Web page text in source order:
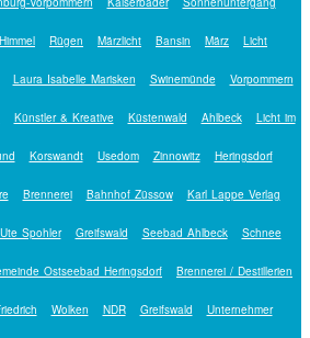
Himmel Rügen Märzlicht Bansin März Licht
Laura Isabelle Marisken Swinemünde Vorpommern
Künstler & Kreative Küstenwald Ahlbeck Licht im
Korswandt Usedom Zinnowitz Heringsdorf
Brennerei Bahnhof Züssow Karl Lappe Verlag
Ute Spohler Greifswald Seebad Ahlbeck Schnee
Ostseebad Heringsdorf Brennerei / Destillerien
Wolken NDR Greifswald Unternehmer